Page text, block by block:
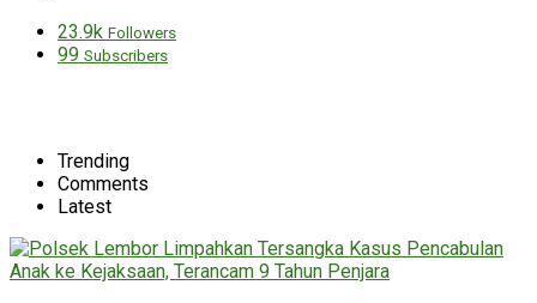
23.9k Followers
99 Subscribers
Trending
Comments
Latest